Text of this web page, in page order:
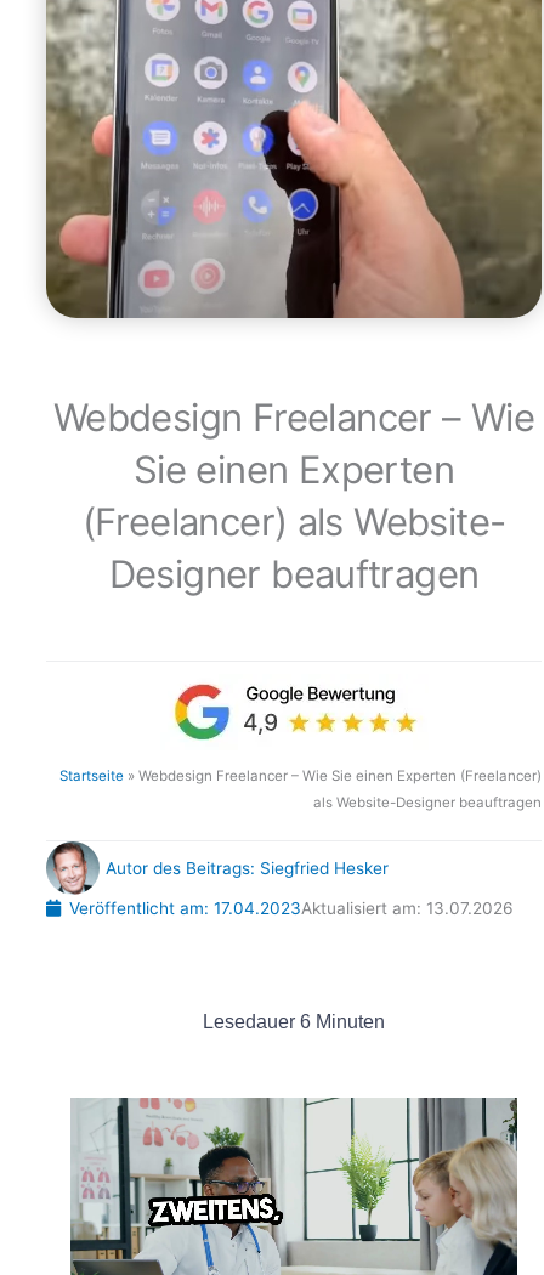
Webdesign Freelancer – Wie
Sie einen Experten
(Freelancer) als Website-
Designer beauftragen
Startseite » Webdesign Freelancer – Wie Sie einen Experten (Freelancer)
als Website-Designer beauftragen
Autor des Beitrags: Siegfried Hesker
Veröffentlicht am: 17.04.2023Aktualisiert am: 13.07.2026
Lesedauer 6 Minuten